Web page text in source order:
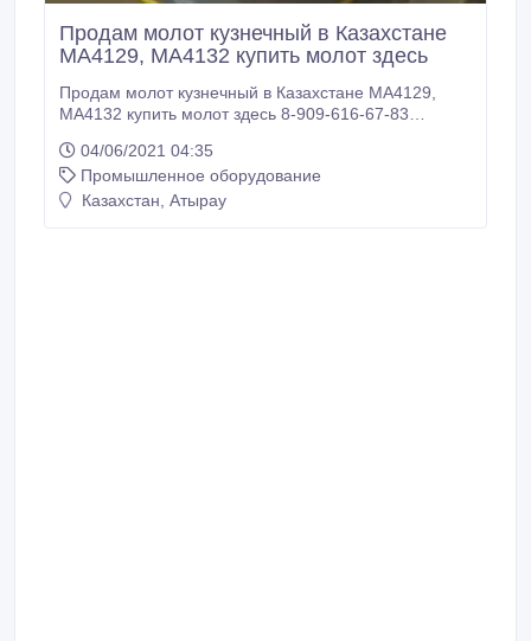
Продам молот кузнечный в Казахстане
МА4129, МА4132 купить молот здесь
Продам молот кузнечный в Казахстане МА4129,
МА4132 купить молот здесь 8-909-616-67-83
МА4132 купить молот здесь Кузнечный молот
МА4134 Конфигурация узлов и деталей кузнечного
молота МА4134 обеспечивает удобную разборку и
04/06/2021 04:35
Промышленное оборудование
Казахстан, Атырау